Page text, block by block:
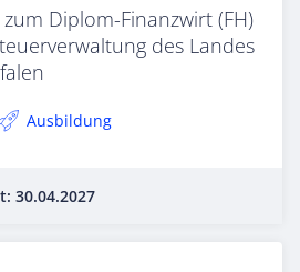
Diplom-Finanzwirt (FH)
des Landes
Ausbildung
30.04.2027